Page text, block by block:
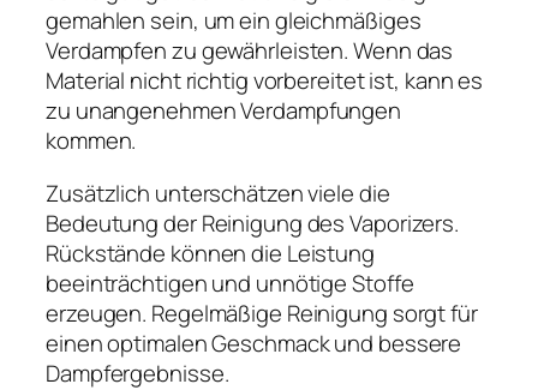
gemahlen sein, um ein gleichmäßiges
Verdampfen zu gewährleisten. Wenn das
Material nicht richtig vorbereitet ist, kann es
zu unangenehmen Verdampfungen
kommen.
Zusätzlich unterschätzen viele die
Bedeutung der Reinigung des Vaporizers.
Rückstände können die Leistung
beeinträchtigen und unnötige Stoffe
erzeugen. Regelmäßige Reinigung sorgt für
einen optimalen Geschmack und bessere
Dampfergebnisse.